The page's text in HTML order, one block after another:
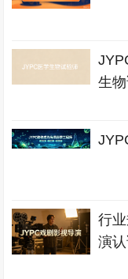
生
行
演